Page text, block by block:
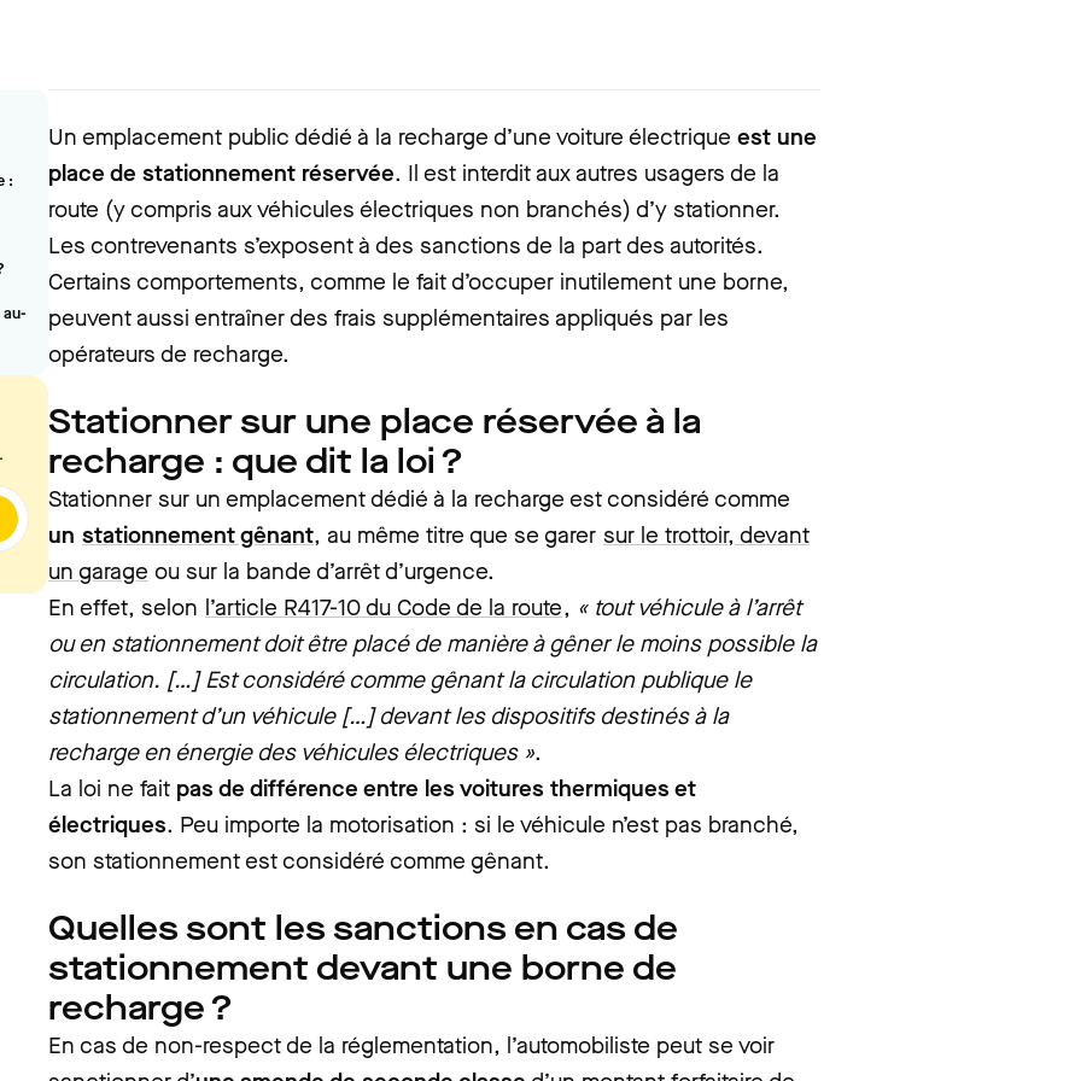
:
Un emplacement public dédié à la recharge d’une voiture électrique est une
place de stationnement réservée. Il est interdit aux autres usagers de la
route (y compris aux véhicules électriques non branchés) d’y stationner.
Les contrevenants s’exposent à des sanctions de la part des autorités.
Certains comportements, comme le fait d’occuper inutilement une borne,
peuvent aussi entraîner des frais supplémentaires appliqués par les
opérateurs de recharge.
Stationner sur une place réservée à la
recharge : que dit la loi ?
Stationner sur un emplacement dédié à la recharge est considéré comme
un stationnement gênant, au même titre que se garer sur le trottoir, devant
un garage ou sur la bande d’arrêt d’urgence.
En effet, selon l’article R417-10 du Code de la route, « tout véhicule à l’arrêt
ou en stationnement doit être placé de manière à gêner le moins possible la
circulation. […] Est considéré comme gênant la circulation publique le
stationnement d’un véhicule […] devant les dispositifs destinés à la
recharge en énergie des véhicules électriques ».
La loi ne fait pas de différence entre les voitures thermiques et
électriques. Peu importe la motorisation : si le véhicule n’est pas branché,
son stationnement est considéré comme gênant.
Quelles sont les sanctions en cas de
stationnement devant une borne de
recharge ?
En cas de non-respect de la réglementation, l’automobiliste peut se voir